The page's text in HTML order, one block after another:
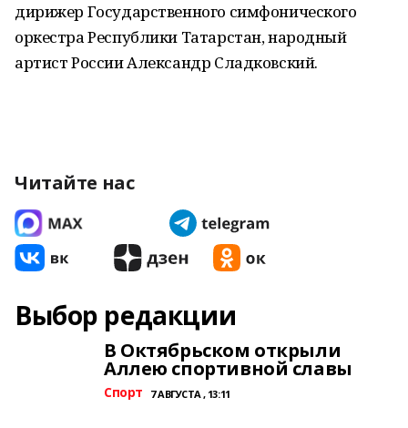
дирижер Государственного симфонического
оркестра Республики Татарстан, народный
артист России Александр Сладковский.
Читайте нас
Выбор редакции
В Октябрьском открыли
Аллею спортивной славы
Спорт 7 АВГУСТА , 13:11